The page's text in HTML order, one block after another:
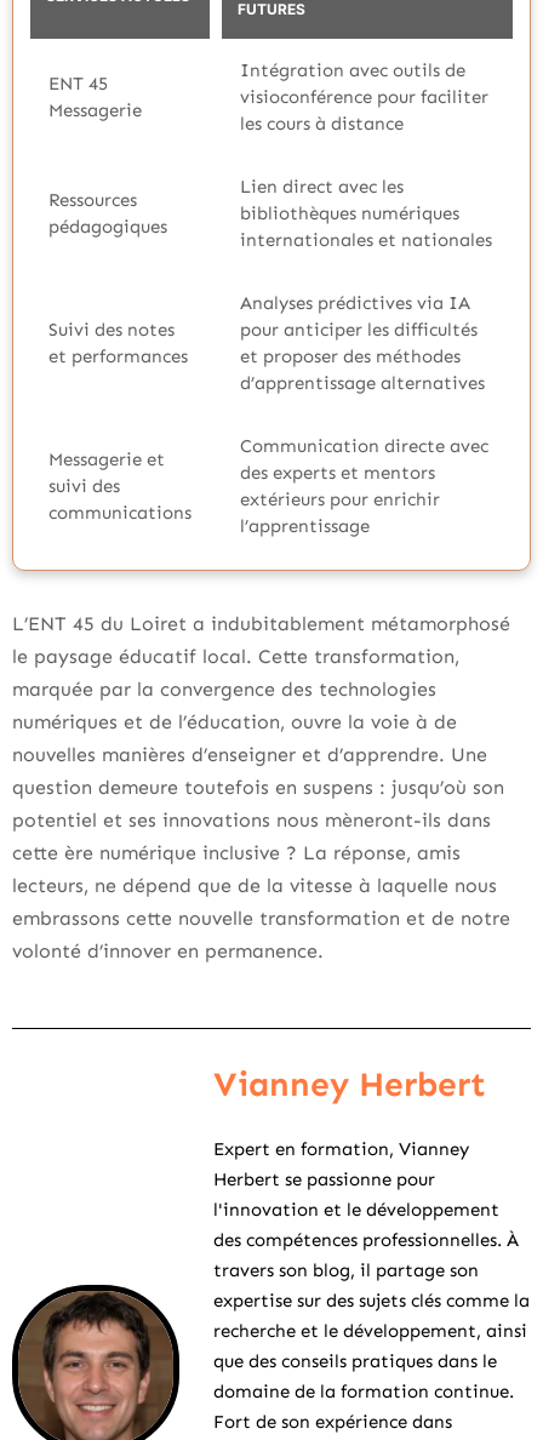
FUTURES
ENT 45
Messagerie
Intégration avec outils de
visioconférence pour faciliter
les cours à distance
Ressources
pédagogiques
Lien direct avec les
bibliothèques numériques
internationales et nationales
Suivi des notes
et performances
Analyses prédictives via IA
pour anticiper les difficultés
et proposer des méthodes
d’apprentissage alternatives
Messagerie et
suivi des
communications
Communication directe avec
des experts et mentors
extérieurs pour enrichir
l’apprentissage
L’ENT 45 du Loiret a indubitablement métamorphosé
le paysage éducatif local. Cette transformation,
marquée par la convergence des technologies
numériques et de l’éducation, ouvre la voie à de
nouvelles manières d’enseigner et d’apprendre. Une
question demeure toutefois en suspens : jusqu’où son
potentiel et ses innovations nous mèneront-ils dans
cette ère numérique inclusive ? La réponse, amis
lecteurs, ne dépend que de la vitesse à laquelle nous
embrassons cette nouvelle transformation et de notre
volonté d’innover en permanence.
Vianney Herbert
Expert en formation, Vianney
Herbert se passionne pour
l'innovation et le développement
des compétences professionnelles. À
travers son blog, il partage son
expertise sur des sujets clés comme la
recherche et le développement, ainsi
que des conseils pratiques dans le
domaine de la formation continue.
Fort de son expérience dans